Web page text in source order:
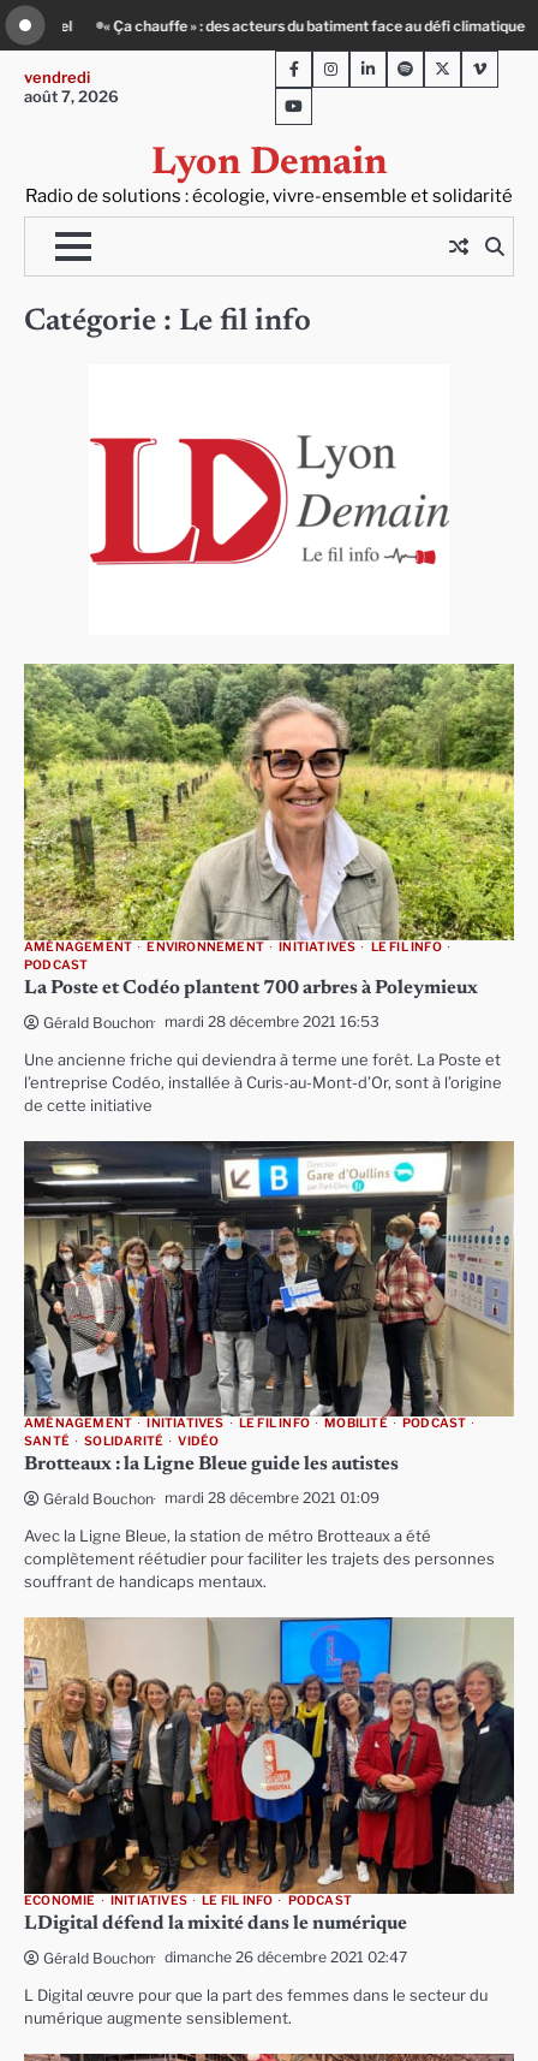
Skip
to
content
: un petit-déj contre l’isolement Le Crépin de Lyon (Maison
vendredi
août 7, 2026
Lyon Demain
Radio de solutions : écologie, vivre-ensemble et solidarité
FacebookInstagram
LinkedInSpotifyTwitterViméo
Youtube
Catégorie : Le fil info
AMÉNAGEMENT ENVIRONNEMENT INITIATIVES
LE FIL INFO
PODCAST
La Poste et Codéo plantent 700 arbres à Poleymieux
Gérald Bouchon mardi 28 décembre 2021 16:53
Une ancienne friche qui deviendra à terme une forêt. La Poste et
l’entreprise Codéo, installée à Curis-au-Mont-d’Or, sont à l’origine
de cette initiative
AMÉNAGEMENT INITIATIVES LE FIL INFO MOBILITÉ
PODCAST
SANTÉ
SOLIDARITÉ VIDÉO
Brotteaux : la Ligne Bleue guide les autistes
Gérald Bouchon mardi 28 décembre 2021 01:09
Avec la Ligne Bleue, la station de métro Brotteaux a été
complètement réétudier pour faciliter les trajets des personnes
souffrant de handicaps mentaux.
ECONOMIE INITIATIVES LE FIL INFO PODCAST
LDigital défend la mixité dans le numérique
Gérald Bouchon dimanche 26 décembre 2021 02:47
L Digital œuvre pour que la part des femmes dans le secteur du
numérique augmente sensiblement.